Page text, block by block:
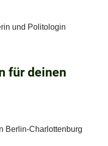
und Politologin
für deinen